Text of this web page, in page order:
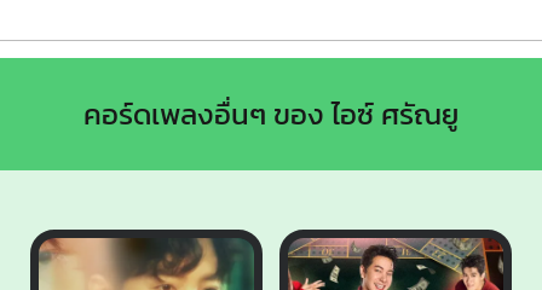
คอร์ดเพลงอื่นๆ ของ ไอซ์ ศรัณยู